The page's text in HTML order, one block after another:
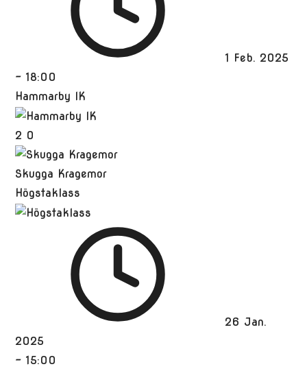
1 Feb. 2025
- 18:00
Hammarby IK
2 0
Skugga Kragemor
Högstaklass
26 Jan.
2025
- 15:00